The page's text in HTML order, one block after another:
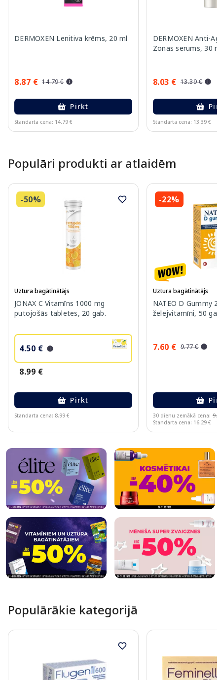
DERMOXEN Lenitiva krēms, 20 ml
8.87 € 14.79 €
Pirkt
Standarta cena: 14.79 €
DERMOXEN Anti-
Zonas serums, 30
8.03 € 13.39 €
Standarta cena: 13.39 €
Populāri produkti ar atlaidēm
-50%
Uztura bagātinātājs
JONAX C Vitamīns 1000 mg
putojošās tabletes, 20 gab.
4.50 €
8.99 €
Pirkt
Standarta cena: 8.99 €
-22%
Uztura bagātinātājs
NATEO D Gummy
želejvitamīni, 50
7.60 € 9.77 €
30 dienu zemākā cena:
Standarta cena: 16.29 €
Populārākie kategorijā